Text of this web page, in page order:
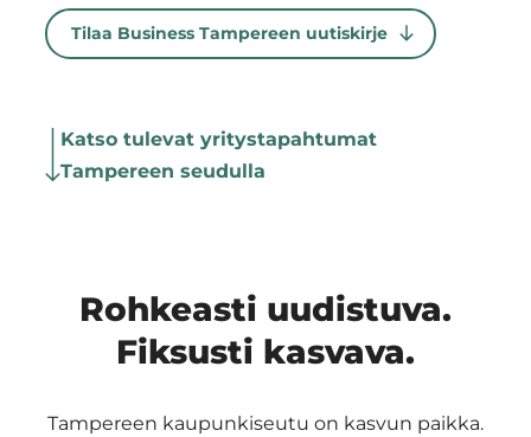
in
Tampere
Tilaa Business Tampereen uutiskirje
Katso tulevat yritystapahtumat
Tampereen seudulla
Rohkeasti uudistuva.
Fiksusti kasvava.
Tampereen kaupunkiseutu on kasvun paikka.